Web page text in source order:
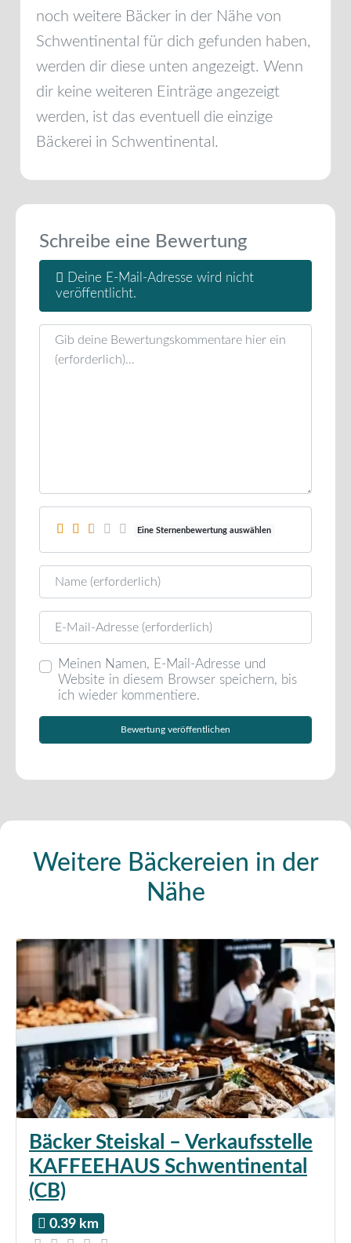
noch weitere Bäcker in der Nähe von
Schwentinental für dich gefunden haben,
werden dir diese unten angezeigt. Wenn
dir keine weiteren Einträge angezeigt
werden, ist das eventuell die einzige
Bäckerei in Schwentinental .
Schreibe eine Bewertung
Deine E-Mail-Adresse wird nicht
veröffentlicht.
Rezensionstext
Eine Sternenbewertung auswählen
Name
E-Mail
Meinen Namen, E-Mail-Adresse und
Website in diesem Browser speichern, bis
ich wieder kommentiere.
Weitere Bäckereien in der
Nähe
Bäcker Steiskal – Verkaufsstelle
KAFFEEHAUS Schwentinental
(CB)
0.39 km